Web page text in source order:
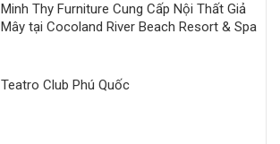
Minh Thy Furniture Cung Cấp Nội Thất Giả
Mây tại Cocoland River Beach Resort & Spa
Teatro Club Phú Quốc